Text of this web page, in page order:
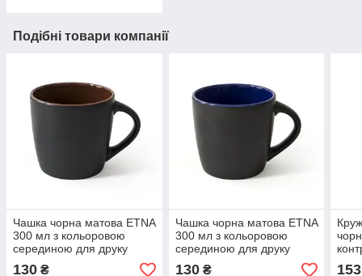
Подібні товари компанії
Чашка чорна матова ETNA
300 мл з кольоровою
серединою для друку
логотипу
130 ₴
Чашка чорна матова ETNA
300 мл з кольоровою
серединою для друку
логотипу
130₴
320